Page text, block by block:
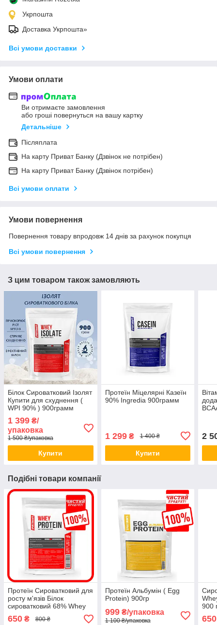
Укрпошта
Доставка Укрпошта»
Всі умови доставки
Умови оплати
Ви отримаєте замовлення
або гроші повернуться на вашу картку
Детальніше
Післяплата
На карту Приват Банку (Дзвінок не потрібен)
На карту Приват Банку (Дзвінок потрібен)
Всі умови оплати
Умови повернення
Повернення товару впродовж 14 днів за рахунок покупця
Всі умови повернення
З цим товаром також замовляють
Білок Сироватковий Ізолят
Купити для схуднення (
WPI 90% ) 900грамм
1 399 ₴/
упаковка
1 500 ₴/упаковка
Купити
Протеїн Міцелярні Казеїн
90% Ingredia 900грамм
1 299₴ 1 400 ₴
Купити
2
Подібні товари компанії
Протеїн Сироватковий для
росту м'язів Білок
сироватковий 68% Whey
Protein 900гр
650 ₴ 800 ₴
Протеїн Альбумін ( Egg
Protein) 900гр
999₴/упаковка
1 100 ₴/упаковка
900
650